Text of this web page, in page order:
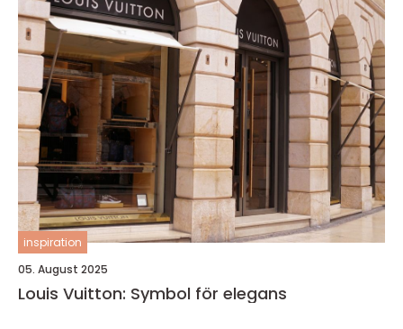
inspiration
05. August 2025
Louis Vuitton: Symbol för elegans